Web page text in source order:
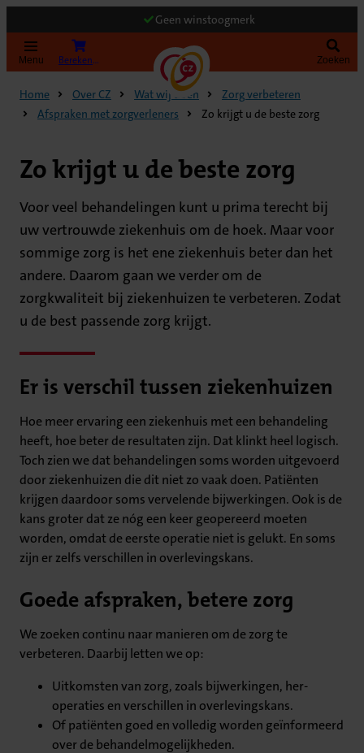
Geen winstoogmerk
Menu Bereken uw premie Zoeken
Home Over CZ Wat wij doen
Zorg verbeteren
Afspraken met zorgverleners
Zo krijgt u de beste zorg
Zo krijgt u de beste zorg
Voor veel behandelingen kunt u prima terecht bij
uw vertrouwde ziekenhuis om de hoek. Maar voor
sommige zorg is het ene ziekenhuis beter dan het
andere. Daarom gaan we verder om de
zorgkwaliteit bij ziekenhuizen te verbeteren. Zodat
u de best passende zorg krijgt.
Er is verschil tussen ziekenhuizen
Hoe meer ervaring een ziekenhuis met een behandeling
heeft, hoe beter de resultaten zijn. Dat klinkt heel logisch.
Toch zien we dat behandelingen soms worden uitgevoerd
door ziekenhuizen die dit niet zo vaak doen. Patiënten
krijgen daardoor soms vervelende bijwerkingen. Ook is de
kans groter dat ze nóg een keer geopereerd moeten
worden, omdat de eerste operatie niet is gelukt. En soms
zijn er zelfs verschillen in overlevingskans.
Goede afspraken, betere zorg
We zoeken continu naar manieren om de zorg te
verbeteren. Daarbij letten we op:
Uitkomsten van zorg, zoals bijwerkingen, her-
operaties en verschillen in overlevingskans.
Of patiënten goed en volledig worden geïnformeerd
over de behandelmogelijkheden.